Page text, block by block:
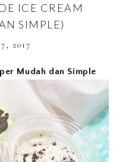
ICE CREAM
SIMPLE)
2017
Mudah dan Simple